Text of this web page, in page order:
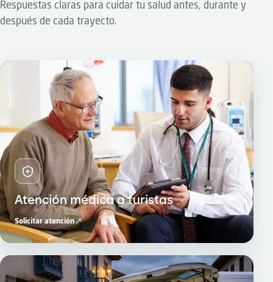
Respuestas claras para cuidar tu salud antes, durante y
después de cada trayecto.
Atención médica a turistas
Solicitar atención↗